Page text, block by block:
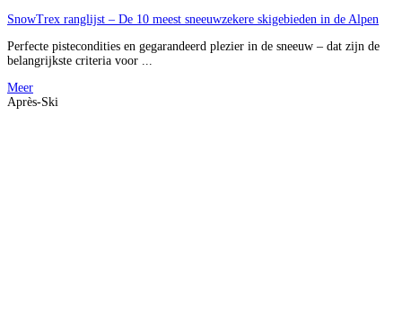
SnowTrex ranglijst – De 10 meest sneeuwzekere skigebieden in de Alpen
Perfecte pistecondities en gegarandeerd plezier in de sneeuw – dat zijn de
belangrijkste criteria voor ...
Meer
Après-Ski